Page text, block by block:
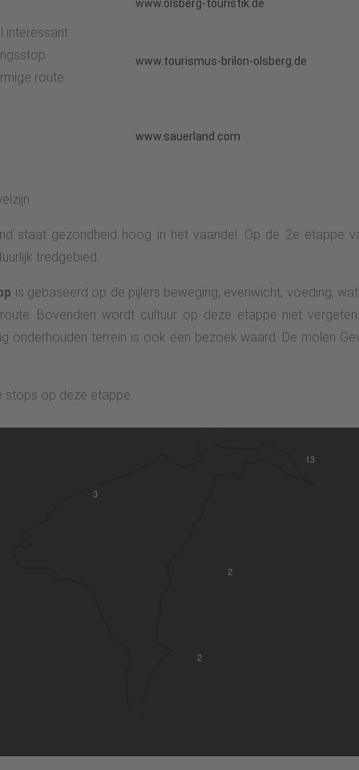
interessant
route
www.olsberg-touristik.de
www.tourismus-brilon-olsberg.de
www.sauerland.com
staat gezondheid hoog in het vaandel. Op de 2e etappe
tredgebied.
is gebaseerd op de pijlers beweging, evenwicht, voeding,
Bovendien wordt cultuur op deze etappe niet
onderhouden terrein is ook een bezoek waard. De molen
stops op deze etappe.
2
2
3
13